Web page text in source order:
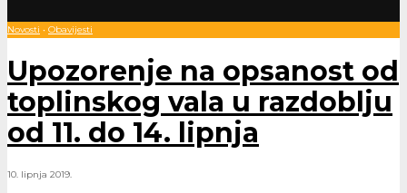
Novosti • Obavijesti
Upozorenje na opsanost od
toplinskog vala u razdoblju
od 11. do 14. lipnja
10. lipnja 2019.